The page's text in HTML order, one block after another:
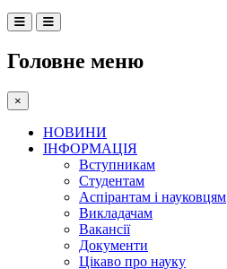
Головне меню
×
НОВИНИ
ІНФОРМАЦІЯ
Вступникам
Студентам
Аспірантам і науковцям
Викладачам
Вакансії
Документи
Цікаво про науку